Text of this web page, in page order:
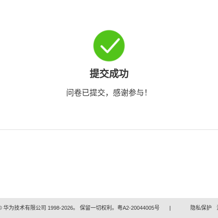
提交成功
问卷已提交，感谢参与！
华为技术有限公司 1998-2026。 保留一切权利。粤A2-20044005号 | 隐私保护